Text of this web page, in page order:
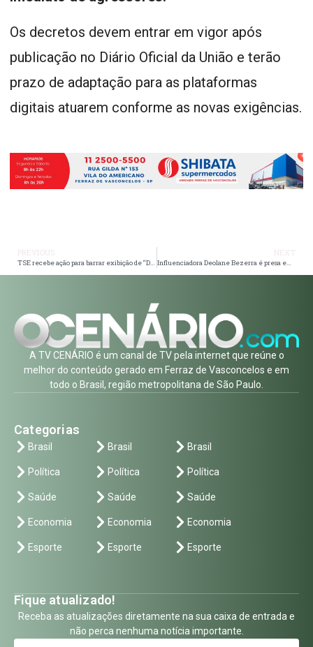
Os decretos devem entrar em vigor após
publicação no Diário Oficial da União e terão
prazo de adaptação para as plataformas
digitais atuarem conforme as novas exigências.
Influenciadora Deolane Bezerra é presa em operação contra lavagem de dinheiro ligada ao PCC
A TV CENÁRIO é um canal de TV pela internet que reúne o
melhor do conteúdo gerado em Ferraz de Vasconcelos e em
todo o Brasil, região metropolitana de São Paulo.
Categorias
Brasil
Política
Saúde
Economia
Esporte
Brasil
Política
Saúde
Economia
Esporte
Brasil
Política
Saúde
Economia
Esporte
Fique atualizado!
Receba as atualizações diretamente na sua caixa de entrada e
não perca nenhuma notícia importante.